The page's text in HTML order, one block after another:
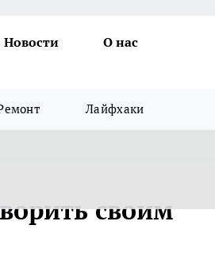
Новости
О нас
Лайфхаки
своим